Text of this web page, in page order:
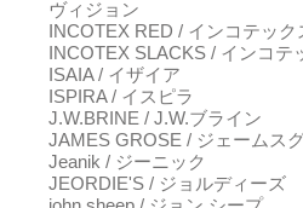
ヴィジョン
INCOTEX RED / インコテック
INCOTEX SLACKS / インコテ
ISAIA / イザイア
ISPIRA / イスピラ
J.W.BRINE / J.W.ブライン
JAMES GROSE / ジェームス
Jeanik / ジーニック
JEORDIE'S / ジョルディーズ